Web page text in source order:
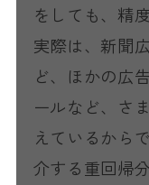
をしても、精
実際は、新聞
ど、ほかの広
ールなど、さ
えているから
介する重回帰